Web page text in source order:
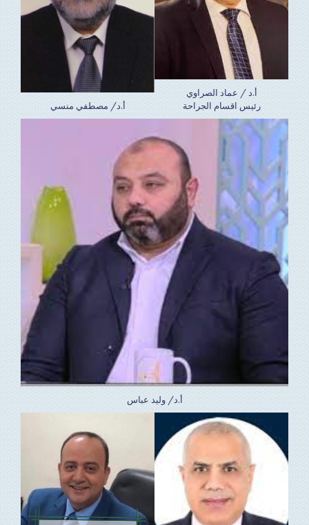
أ.د / عماد الصراوي
رئيس اقسام الجراحة
أ.د/ مصطفي منسي
أ.د/ وليد عباس